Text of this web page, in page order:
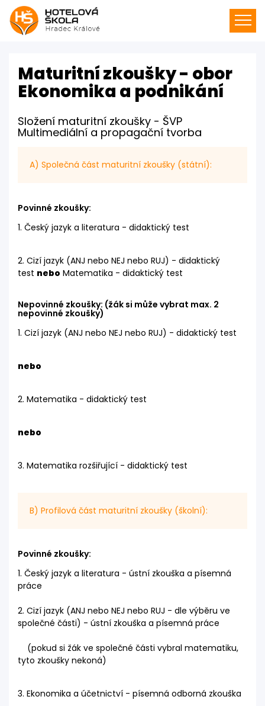
Maturitní zkoušky - obor
Ekonomika a podnikání
Složení maturitní zkoušky - ŠVP
Multimediální a propagační tvorba
A) Společná část maturitní zkoušky (státní):
Povinné zkoušky:
1. Český jazyk a literatura - didaktický test
2. Cizí jazyk (ANJ nebo NEJ nebo RUJ) - didaktický
test nebo Matematika - didaktický test
Nepovinné zkoušky: (žák si může vybrat max. 2
nepovinné zkoušky)
1. Cizí jazyk (ANJ nebo NEJ nebo RUJ) - didaktický test
nebo
2. Matematika - didaktický test
nebo
3. Matematika rozšiřující - didaktický test
B) Profilová část maturitní zkoušky (školní):
Povinné zkoušky:
1. Český jazyk a literatura - ústní zkouška a písemná
práce
2. Cizí jazyk (ANJ nebo NEJ nebo RUJ - dle výběru ve
společné části) - ústní zkouška a písemná práce
(pokud si žák ve společné části vybral matematiku,
tyto zkoušky nekoná)
3. Ekonomika a účetnictví - písemná odborná zkouška